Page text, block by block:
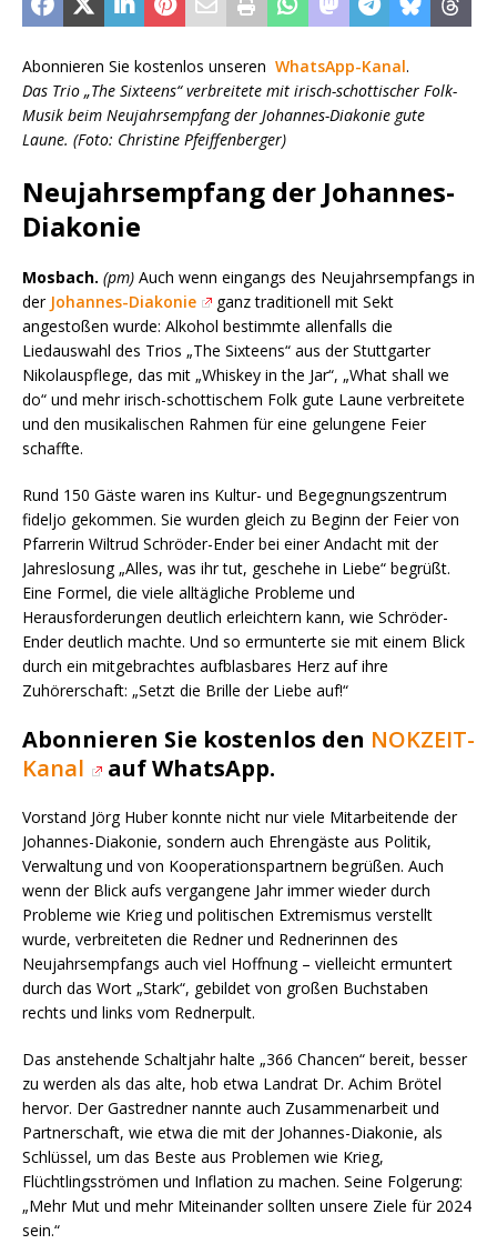
Abonnieren Sie kostenlos unseren WhatsApp-Kanal.
Das Trio „The Sixteens“ verbreitete mit irisch-schottischer Folk-
Musik beim Neujahrsempfang der Johannes-Diakonie gute
Laune. (Foto: Christine Pfeiffenberger)
Neujahrsempfang der Johannes-
Diakonie
Mosbach. (pm) Auch wenn eingangs des Neujahrsempfangs in
der Johannes-Diakonie
ganz traditionell mit Sekt
angestoßen wurde: Alkohol bestimmte allenfalls die
Liedauswahl des Trios „The Sixteens“ aus der Stuttgarter
Nikolauspflege, das mit „Whiskey in the Jar“, „What shall we
do“ und mehr irisch-schottischem Folk gute Laune verbreitete
und den musikalischen Rahmen für eine gelungene Feier
schaffte.
Rund 150 Gäste waren ins Kultur- und Begegnungszentrum
fideljo gekommen. Sie wurden gleich zu Beginn der Feier von
Pfarrerin Wiltrud Schröder-Ender bei einer Andacht mit der
Jahreslosung „Alles, was ihr tut, geschehe in Liebe“ begrüßt.
Eine Formel, die viele alltägliche Probleme und
Herausforderungen deutlich erleichtern kann, wie Schröder-
Ender deutlich machte. Und so ermunterte sie mit einem Blick
durch ein mitgebrachtes aufblasbares Herz auf ihre
Zuhörerschaft: „Setzt die Brille der Liebe auf!“
Abonnieren Sie kostenlos den NOKZEIT-
Kanal
auf WhatsApp.
Vorstand Jörg Huber konnte nicht nur viele Mitarbeitende der
Johannes-Diakonie, sondern auch Ehrengäste aus Politik,
Verwaltung und von Kooperationspartnern begrüßen. Auch
wenn der Blick aufs vergangene Jahr immer wieder durch
Probleme wie Krieg und politischen Extremismus verstellt
wurde, verbreiteten die Redner und Rednerinnen des
Neujahrsempfangs auch viel Hoffnung – vielleicht ermuntert
durch das Wort „Stark“, gebildet von großen Buchstaben
rechts und links vom Rednerpult.
Das anstehende Schaltjahr halte „366 Chancen“ bereit, besser
zu werden als das alte, hob etwa Landrat Dr. Achim Brötel
hervor. Der Gastredner nannte auch Zusammenarbeit und
Partnerschaft, wie etwa die mit der Johannes-Diakonie, als
Schlüssel, um das Beste aus Problemen wie Krieg,
Flüchtlingsströmen und Inflation zu machen. Seine Folgerung:
„Mehr Mut und mehr Miteinander sollten unsere Ziele für 2024
sein.“